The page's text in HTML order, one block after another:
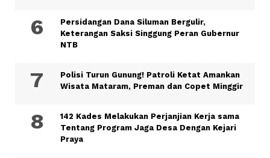
Persidangan Dana Siluman Bergulir,
Keterangan Saksi Singgung Peran Gubernur
NTB
Polisi Turun Gunung! Patroli Ketat Amankan
Wisata Mataram, Preman dan Copet Minggir
142 Kades Melakukan Perjanjian Kerja sama
Tentang Program Jaga Desa Dengan Kejari
Praya